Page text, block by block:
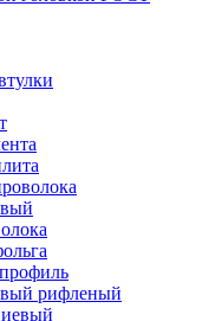
рифленый